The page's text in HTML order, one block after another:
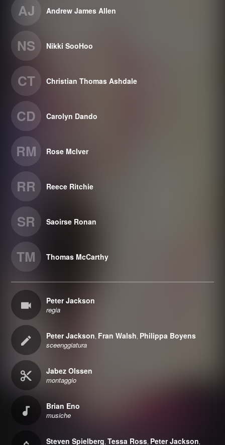
AJ Andrew James Allen
NS Nikki SooHoo
CT Christian Thomas Ashdale
CD Carolyn Dando
RM Rose McIver
RR Reece Ritchie
SR Saoirse Ronan
TM Thomas McCarthy
Peter Jackson
regia
Peter Jackson Fran Walsh Philippa Boyens
sceenggiatura
Jabez Olssen
montaggio
Brian Eno
musiche
Steven Spielberg,Tessa Ross, Peter Jackson,